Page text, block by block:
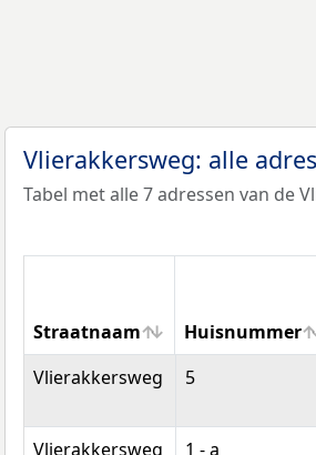
Vlierakkersweg: alle
Tabel met alle 7 adressen van de
Straatnaam Huisnummer
Straatnaam
Huisnummer
Vlierakkersweg 5
Vlierakkersweg 1 - a